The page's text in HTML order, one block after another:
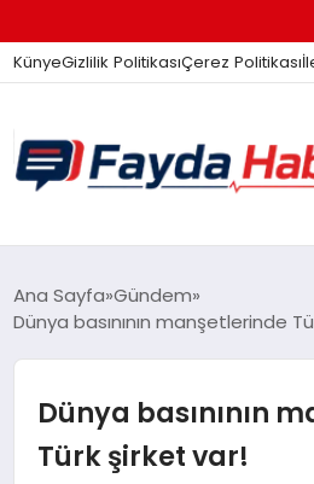
KünyeGizlilik PolitikasıÇerez Politikası
GÜNDEM
TEKNOLOJI
Ana Sayfa Gündem
Dünya basınının manşetlerinde
Dünya basınının
Türk şirket var!